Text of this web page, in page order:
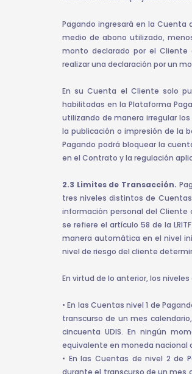
Pagando ingresará en la
medio de abono utilizado,
monto declarado por el
realizar una declaración por un
En su Cuenta el Cliente solo
habilitadas en la Plataforma
utilizando de manera irregular
la publicación o impresión de la
Pagando podrá bloquear la
en el Contrato y la regulación
2.3 Limites de Transacción.
tres niveles distintos de
información personal del Cliente
se refiere el artículo 58 de la
manera automática en el nivel
nivel de riesgo del cliente
En virtud de lo anterior, los
• En las Cuentas nivel 1 de
transcurso de un mes
cincuenta UDIS. En ningún
equivalente en moneda nacional
• En las Cuentas de nivel 2 de
durante el transcurso de un mes